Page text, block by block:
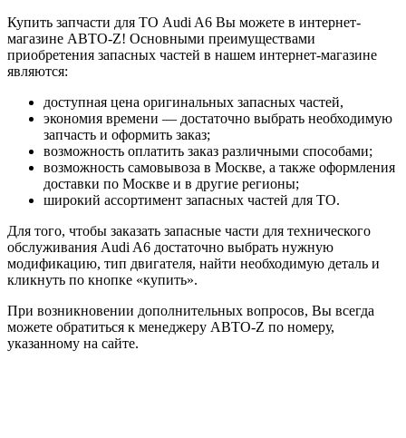
Купить запчасти для ТО Audi A6 Вы можете в интернет-
магазине АВТО-Z! Основными преимуществами
приобретения запасных частей в нашем интернет-магазине
являются:
доступная цена оригинальных запасных частей,
экономия времени — достаточно выбрать необходимую
запчасть и оформить заказ;
возможность оплатить заказ различными способами;
возможность самовывоза в Москве, а также оформления
доставки по Москве и в другие регионы;
широкий ассортимент запасных частей для ТО.
Для того, чтобы заказать запасные части для технического
обслуживания Audi A6 достаточно выбрать нужную
модификацию, тип двигателя, найти необходимую деталь и
кликнуть по кнопке «купить».
При возникновении дополнительных вопросов, Вы всегда
можете обратиться к менеджеру АВТО-Z по номеру,
указанному на сайте.